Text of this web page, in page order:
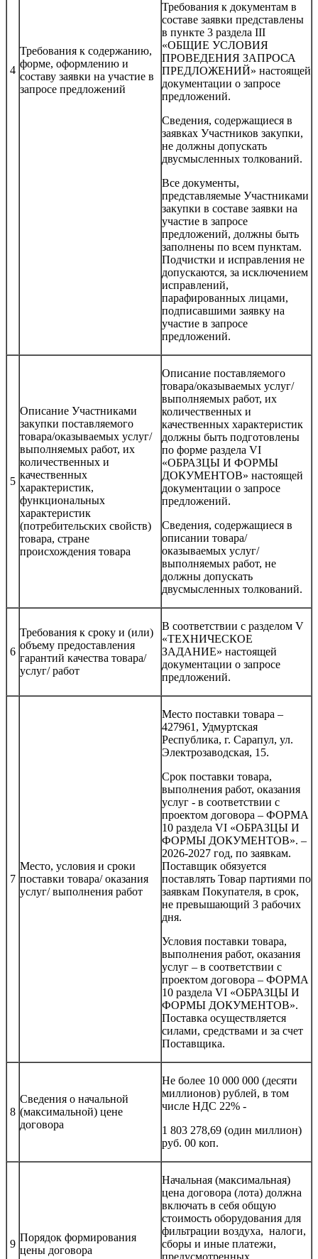
4
Требования к содержанию,
форме, оформлению и
составу заявки на участие в
запросе предложений
Требования к документам в
составе заявки представлены
в пункте 3 раздела III
«ОБЩИЕ УСЛОВИЯ
ПРОВЕДЕНИЯ ЗАПРОСА
ПРЕДЛОЖЕНИЙ» настоящей
документации о запросе
предложений.
Сведения, содержащиеся в
заявках Участников закупки,
не должны допускать
двусмысленных толкований.
Все документы,
представляемые Участниками
закупки в составе заявки на
участие в запросе
предложений, должны быть
заполнены по всем пунктам.
Подчистки и исправления не
допускаются, за исключением
исправлений,
парафированных лицами,
подписавшими заявку на
участие в запросе
предложений.
5
Описание Участниками
закупки поставляемого
товара/оказываемых услуг/
выполняемых работ, их
количественных и
качественных
характеристик,
функциональных
характеристик
(потребительских свойств)
товара, стране
происхождения товара
Описание поставляемого
товара/оказываемых услуг/
выполняемых работ, их
количественных и
качественных характеристик
должны быть подготовлены
по форме раздела VI
«ОБРАЗЦЫ И ФОРМЫ
ДОКУМЕНТОВ» настоящей
документации о запросе
предложений.
Сведения, содержащиеся в
описании товара/
оказываемых услуг/
выполняемых работ, не
должны допускать
двусмысленных толкований.
6
Требования к сроку и (или)
объему предоставления
гарантий качества товара/
услуг/ работ
В соответствии с разделом V
«ТЕХНИЧЕСКОЕ
ЗАДАНИЕ» настоящей
документации о запросе
предложений.
7
Место, условия и сроки
поставки товара/ оказания
услуг/ выполнения работ
Место поставки товара –
427961, Удмуртская
Республика, г. Сарапул, ул.
Электрозаводская, 15.
Срок поставки товара,
выполнения работ, оказания
услуг - в соответствии с
проектом договора – ФОРМА
10 раздела VI «ОБРАЗЦЫ И
ФОРМЫ ДОКУМЕНТОВ». –
2026-2027 год, по заявкам.
Поставщик обязуется
поставлять Товар партиями по
заявкам Покупателя, в срок,
не превышающий 3 рабочих
дня.
Условия поставки товара,
выполнения работ, оказания
услуг – в соответствии с
проектом договора – ФОРМА
10 раздела VI «ОБРАЗЦЫ И
ФОРМЫ ДОКУМЕНТОВ».
Поставка осуществляется
силами, средствами и за счет
Поставщика.
8
Сведения о начальной
(максимальной) цене
договора
Не более 10 000 000 (десяти
миллионов) рублей, в том
числе НДС 22% -
1 803 278,69 (один миллион)
руб. 00 коп.
9
Порядок формирования
цены договора
Начальная (максимальная)
цена договора (лота) должна
включать в себя общую
стоимость оборудования для
фильтрации воздуха, налоги,
сборы и иные платежи,